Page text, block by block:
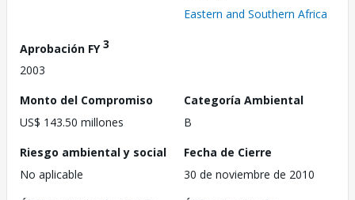
Eastern and Southern Africa
Aprobación FY3
2003
Monto del Compromiso
US$ 143.50 millones
Categoría Ambiental
B
Riesgo ambiental y social
No aplicable
Fecha de Cierre
30 de noviembre de 2010